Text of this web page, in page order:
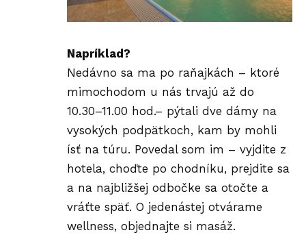
Napríklad?
Nedávno sa ma po raňajkách – ktoré
mimochodom u nás trvajú až do
10.30–11.00 hod.– pýtali dve dámy na
vysokých podpätkoch, kam by mohli
ísť na túru. Povedal som im – vyjdite z
hotela, choďte po chodníku, prejdite sa
a na najbližšej odbočke sa otočte a
vráťte späť. O jedenástej otvárame
wellness, objednajte si masáž.